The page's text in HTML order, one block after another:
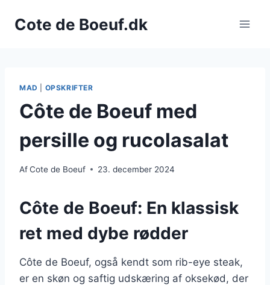
Cote de Boeuf.dk
MAD OPSKRIFTER
Côte de Boeuf med
persille og rucolasalat
AfCote de Boeuf 23. december 2024
Côte de Boeuf: En klassisk
ret med dybe rødder
Côte de Boeuf, også kendt som rib-eye steak,
er en skøn og saftig udskæring af oksekød, der